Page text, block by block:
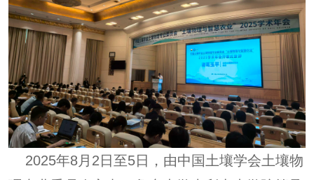
2025年8月2日至5日，由中国土壤学会土壤物